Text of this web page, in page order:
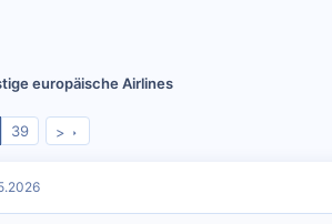
europäische Airlines
39 >